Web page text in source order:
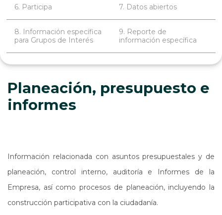
6. Participa 7. Datos abiertos
8. Información específica
para Grupos de Interés
9. Reporte de
información específica
Planeación, presupuesto e
informes
Información relacionada con asuntos presupuestales y de
planeación, control interno, auditoría e Informes de la
Empresa, así como procesos de planeación, incluyendo la
construcción participativa con la ciudadanía.